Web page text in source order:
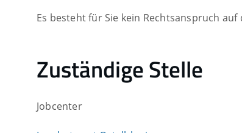
Es besteht für Sie kein Rechtsanspruch auf
Zuständige Stelle
Jobcenter